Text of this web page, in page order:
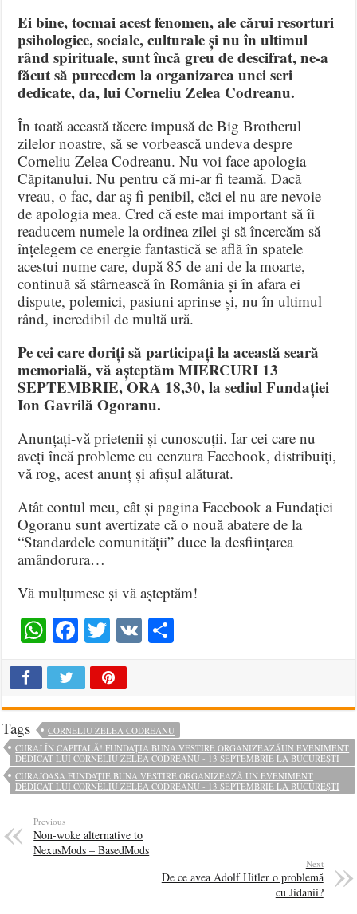
Ei bine, tocmai acest fenomen, ale cărui resorturi
psihologice, sociale, culturale și nu în ultimul
rând spirituale, sunt încă greu de descifrat, ne-a
făcut să purcedem la organizarea unei seri
dedicate, da, lui Corneliu Zelea Codreanu.
În toată această tăcere impusă de Big Brotherul
zilelor noastre, să se vorbească undeva despre
Corneliu Zelea Codreanu. Nu voi face apologia
Căpitanului. Nu pentru că mi-ar fi teamă. Dacă
vreau, o fac, dar aș fi penibil, căci el nu are nevoie
de apologia mea. Cred că este mai important să îi
readucem numele la ordinea zilei și să încercăm să
înțelegem ce energie fantastică se află în spatele
acestui nume care, după 85 de ani de la moarte,
continuă să stârnească în România și în afara ei
dispute, polemici, pasiuni aprinse și, nu în ultimul
rând, incredibil de multă ură.
Pe cei care doriți să participați la această seară
memorială, vă așteptăm MIERCURI 13
SEPTEMBRIE, ORA 18,30, la sediul Fundației
Ion Gavrilă Ogoranu.
Anunțați-vă prietenii și cunoscuții. Iar cei care nu
aveți încă probleme cu cenzura Facebook, distribuiți,
vă rog, acest anunț și afișul alăturat.
Atât contul meu, cât și pagina Facebook a Fundației
Ogoranu sunt avertizate că o nouă abatere de la
“Standardele comunității” duce la desființarea
amândorura…
Vă mulțumesc și vă așteptăm!
WhatsApp
Facebook
Twitter
VK
Tags
CORNELIU ZELEA CODREANU
CURAJ ÎN CAPITALĂ! FUNDAȚIA BUNA VESTIRE ORGANIZEAZĂUN EVENIMENT
DEDICAT LUI CORNELIU ZELEA CODREANU - 13 SEPTEMBRIE LA BUCUREȘTI
CURAJOASA FUNDAȚIE BUNA VESTIRE ORGANIZEAZĂ UN EVENIMENT
DEDICAT LUI CORNELIU ZELEA CODREANU - 13 SEPTEMBRIE LA BUCUREȘTI
Previous
Non-woke alternative to
NexusMods – BasedMods
Next
De ce avea Adolf Hitler o problemă
cu Jidanii?